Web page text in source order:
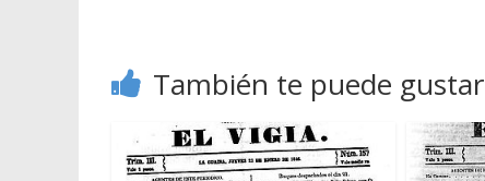
También te puede gustar